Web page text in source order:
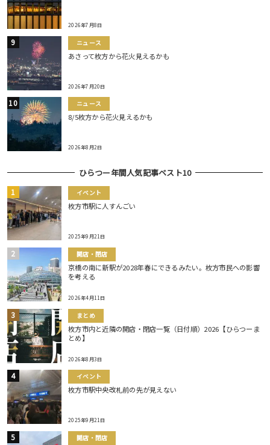
2026年7月8日
ニュース
あさって枚方から花火見えるかも
2026年7月20日
ニュース
8/5枚方から花火見えるかも
2026年8月2日
ひらつー年間人気記事ベスト10
イベント
枚方市駅に人すんごい
2025年9月21日
開店・閉店
京橋の南に新駅が2028年春にできるみたい。枚方市民への影響
を考える
2026年4月11日
まとめ
枚方市内と近隣の開店・閉店一覧（日付順）2026【ひらつーま
とめ】
2026年8月3日
イベント
枚方市駅中央改札前の先が見えない
2025年9月21日
開店・閉店